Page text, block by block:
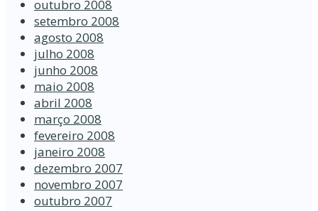
outubro 2008
setembro 2008
agosto 2008
julho 2008
junho 2008
maio 2008
abril 2008
março 2008
fevereiro 2008
janeiro 2008
dezembro 2007
novembro 2007
outubro 2007